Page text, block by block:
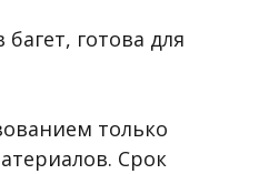
готова для
только
Срок